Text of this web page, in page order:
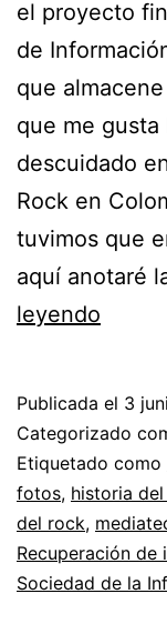
el proyecto
de
que
que me
descuidado
Rock en
tuvimos que
aquí anotaré
leyendo
//
y
la
Publicada el 3
Categorizado
Etiquetado como
fotos, historia
del rock,
Recuperación de
Sociedad de la